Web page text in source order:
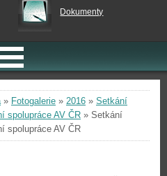
Dokumenty
» Fotogalerie » 2016 » Setkání
spolupráce AV ČR » Setkání
spolupráce AV ČR